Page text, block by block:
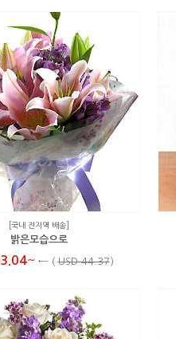
[국내 전지역 배송]
밝은모습으로
~ ← (USD 44.37)